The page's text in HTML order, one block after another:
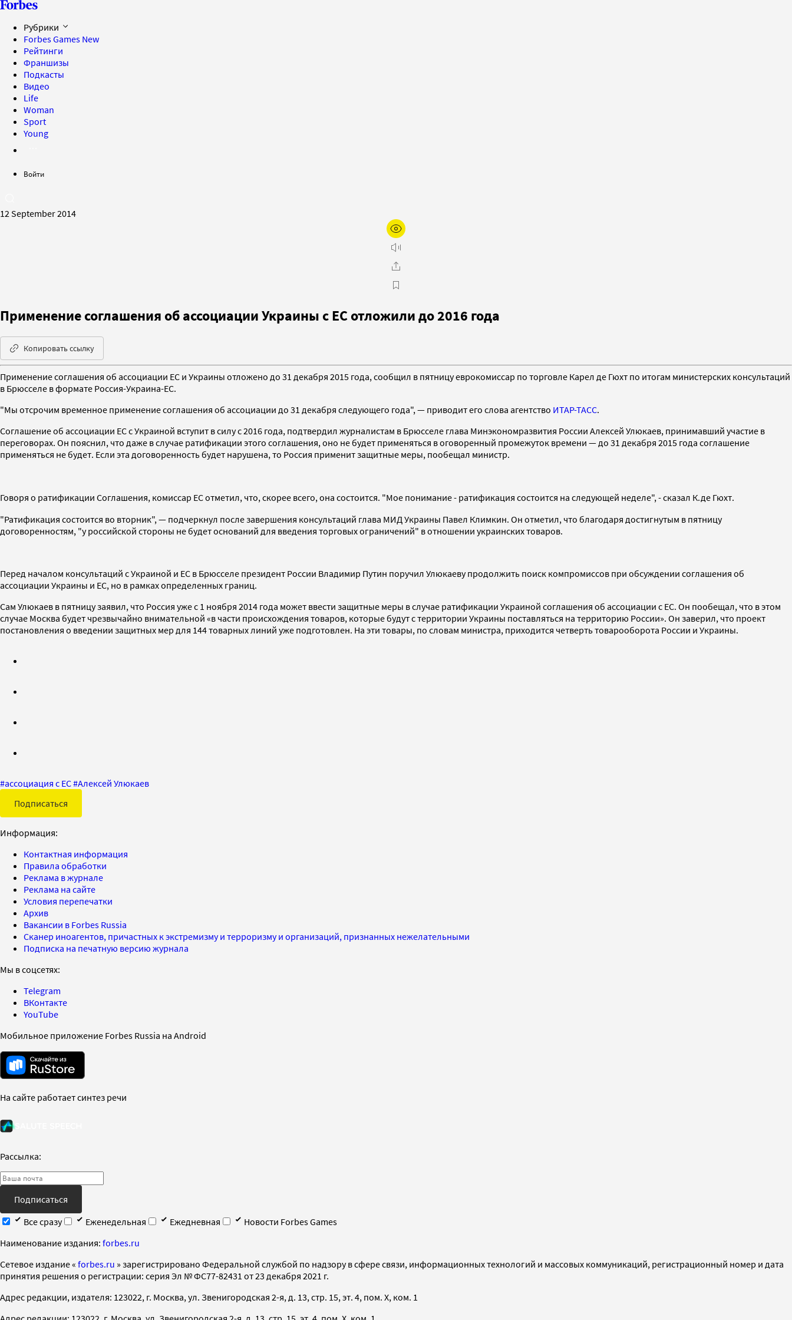
Рубрики
Forbes Games New
Рейтинги
Франшизы
Подкасты
Видео
Life
Woman
Sport
Young
Войти
12 September 2014
Применение соглашения об ассоциации Украины с ЕС отложили до 2016 года
Копировать ссылку
Применение соглашения об ассоциации ЕС и Украины отложено до 31 декабря 2015 года, сообщил в пятницу еврокомиссар по торговле Карел де Гюхт по итогам министерских консультаций
в Брюсселе в формате Россия-Украина-ЕС.
"Мы отсрочим временное применение соглашения об ассоциации до 31 декабря следующего года", — приводит его слова агентство ИТАР-ТАСС.
Соглашение об ассоциации ЕС с Украиной вступит в силу с 2016 года, подтвердил журналистам в Брюсселе глава Минэкономразвития России Алексей Улюкаев, принимавший участие в
переговорах. Он пояснил, что даже в случае ратификации этого соглашения, оно не будет применяться в оговоренный промежуток времени — до 31 декабря 2015 года соглашение
применяться не будет. Если эта договоренность будет нарушена, то Россия применит защитные меры, пообещал министр.
Говоря о ратификации Соглашения, комиссар ЕС отметил, что, скорее всего, она состоится. "Мое понимание - ратификация состоится на следующей неделе", - сказал К.де Гюхт.
"Ратификация состоится во вторник", — подчеркнул после завершения консультаций глава МИД Украины Павел Климкин. Он отметил, что благодаря достигнутым в пятницу
договоренностям, "у российской стороны не будет оснований для введения торговых ограничений" в отношении украинских товаров.
Перед началом консультаций с Украиной и ЕС в Брюсселе президент России Владимир Путин поручил Улюкаеву продолжить поиск компромиссов при обсуждении соглашения об
ассоциации Украины и ЕС, но в рамках определенных границ.
Сам Улюкаев в пятницу заявил, что Россия уже с 1 ноября 2014 года может ввести защитные меры в случае ратификации Украиной соглашения об ассоциации с ЕС. Он пообещал, что в этом
случае Москва будет чрезвычайно внимательной «в части происхождения товаров, которые будут с территории Украины поставляться на территорию России». Он заверил, что проект
постановления о введении защитных мер для 144 товарных линий уже подготовлен. На эти товары, по словам министра, приходится четверть товарооборота России и Украины.
#ассоциация с ЕС#Алексей Улюкаев
Подписаться
Информация:
Контактная информация
Правила обработки
Реклама в журнале
Реклама на сайте
Условия перепечатки
Архив
Вакансии в Forbes Russia
Сканер иноагентов, причастных к экстремизму и терроризму и организаций, признанных нежелательными
Подписка на печатную версию журнала
Мы в соцсетях:
Telegram
ВКонтакте
YouTube
Мобильное приложение Forbes Russia на Android
На сайте работает синтез речи
Рассылка:
Подписаться
Все сразу
Еженедельная Ежедневная
Новости Forbes Games
Наименование издания: forbes.ru
Cетевое издание « forbes.ru » зарегистрировано Федеральной службой по надзору в сфере связи, информационных технологий и массовых коммуникаций, регистрационный номер и дата
принятия решения о регистрации: серия Эл № ФС77-82431 от 23 декабря 2021 г.
Адрес редакции, издателя: 123022, г. Москва, ул. Звенигородская 2-я, д. 13, стр. 15, эт. 4, пом. X, ком. 1